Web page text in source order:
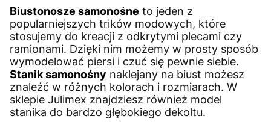
Biustonosze samonośne to jeden z
popularniejszych trików modowych, które
stosujemy do kreacji z odkrytymi plecami czy
ramionami. Dzięki nim możemy w prosty sposób
wymodelować piersi i czuć się pewnie siebie.
Stanik samonośny naklejany na biust możesz
znaleźć w różnych kolorach i rozmiarach. W
sklepie Julimex znajdziesz również model
stanika do bardzo głębokiego dekoltu.